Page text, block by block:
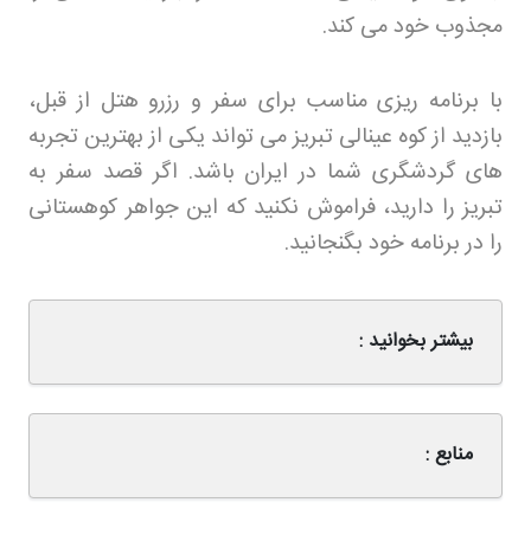
مجذوب خود می کند.
با برنامه ریزی مناسب برای سفر و رزرو هتل از قبل،
بازدید از کوه عینالی تبریز می تواند یکی از بهترین تجربه
های گردشگری شما در ایران باشد. اگر قصد سفر به
تبریز را دارید، فراموش نکنید که این جواهر کوهستانی
را در برنامه خود بگنجانید.
بیشتر بخوانید :
منابع :